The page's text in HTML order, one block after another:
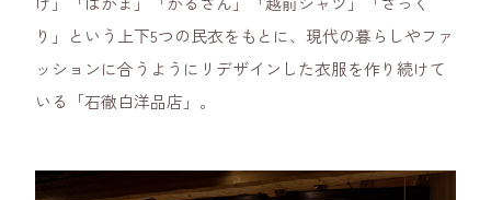
り」という上下5つの民衣をもとに、現代の暮らしやファ
ッションに合うようにリデザインした衣服を作り続けて
いる「石徹白洋品店」。